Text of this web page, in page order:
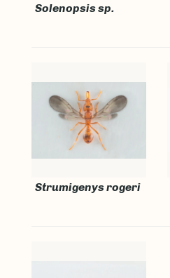
Solenopsis sp.
Strumigenys rogeri